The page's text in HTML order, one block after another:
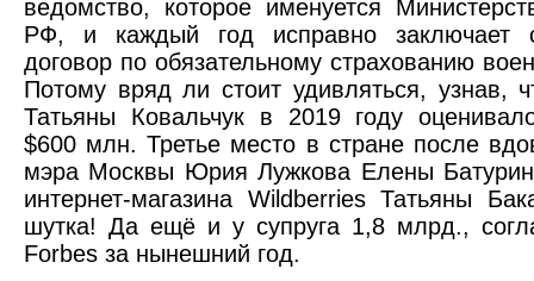
ведомство, которое именуется
РФ, и каждый год исправно заключает
договор по обязательному страхованию
Потому вряд ли стоит удивляться, узнав,
Татьяны Ковальчук в 2019 году
$600 млн. Третье место в стране после
мэра Москвы Юрия Лужкова Елены
интернет-магазина Wildberries Татьяны
шутка! Да ещё и у супруга 1,8 млрд.,
Forbes за нынешний год.